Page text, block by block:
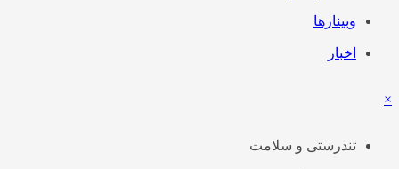
وبینارها
اخبار
×
تندرستی و سلامت